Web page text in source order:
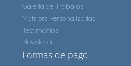
Galería de Trabajos
Matrices Personalizadas
Testimonios
Newsletter
Formas de pago